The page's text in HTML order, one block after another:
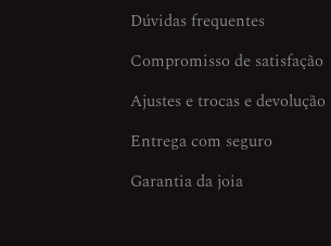
Dúvidas frequentes
Compromisso de satisfação
Ajustes e trocas e devolução
Entrega com seguro
Garantia da joia